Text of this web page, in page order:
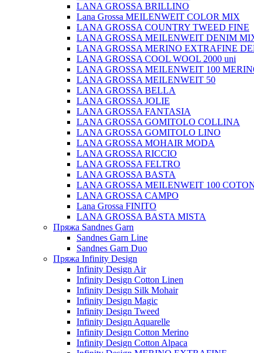
LANA GROSSA BRILLINO
Lana Grossa MEILENWEIT COLOR MIX
LANA GROSSA COUNTRY TWEED FINE
LANA GROSSA MEILENWEIT DENIM
LANA GROSSA MERINO EXTRAFINE
LANA GROSSA COOL WOOL 2000 uni
LANA GROSSA MEILENWEIT 100
LANA GROSSA MEILENWEIT 50
LANA GROSSA BELLA
LANA GROSSA JOLIE
LANA GROSSA FANTASIA
LANA GROSSA GOMITOLO COLLINA
LANA GROSSA GOMITOLO LINO
LANA GROSSA MOHAIR MODA
LANA GROSSA RICCIO
LANA GROSSA FELTRO
LANA GROSSA BASTA
LANA GROSSA MEILENWEIT 100
LANA GROSSA CAMPO
Lana Grossa FINITO
LANA GROSSA BASTA MISTA
Пряжа Sandnes Garn
Sandnes Garn Line
Sandnes Garn Duo
Пряжа Infinity Design
Infinity Design Air
Infinity Design Cotton Linen
Infinity Design Silk Mohair
Infinity Design Magic
Infinity Design Tweed
Infinity Design Aquarelle
Infinity Design Cotton Merino
Infinity Design Cotton Alpaca